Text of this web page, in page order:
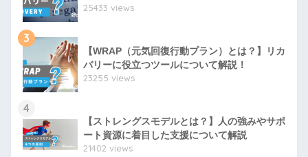
25433 views
3
【WRAP（元気回復行動プラン）とは？】リカ
バリーに役立つツールについて解説！
23255 views
4
【ストレングスモデルとは？】人の強みやサポ
ート資源に着目した支援について解説
21402 views